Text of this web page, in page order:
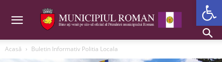
Acasă Buletin Informativ Politia Locala